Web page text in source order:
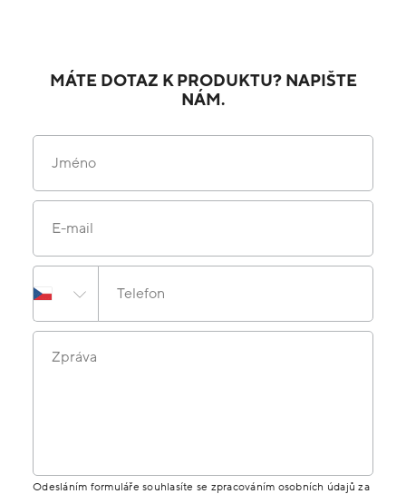
MÁTE DOTAZ K PRODUKTU? NAPIŠTE
NÁM.
Jméno
E-mail
Telefon
Zpráva
Odesláním formuláře souhlasíte se zpracováním osobních údajů za